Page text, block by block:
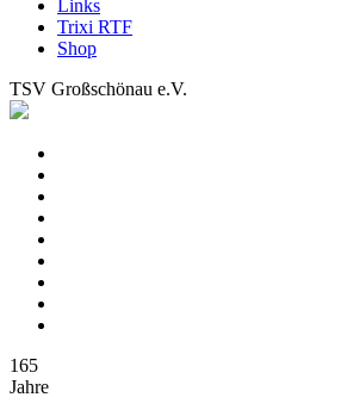
Links
Trixi RTF
Shop
TSV Großschönau e.V.
165
Jahre